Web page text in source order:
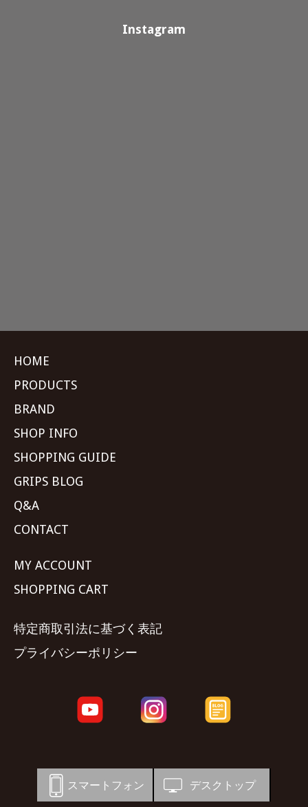
Instagram
HOME
PRODUCTS
BRAND
SHOP INFO
SHOPPING GUIDE
GRIPS BLOG
Q&A
CONTACT
MY ACCOUNT
SHOPPING CART
特定商取引法に基づく表記
プライバシーポリシー
スマートフォン デスクトップ